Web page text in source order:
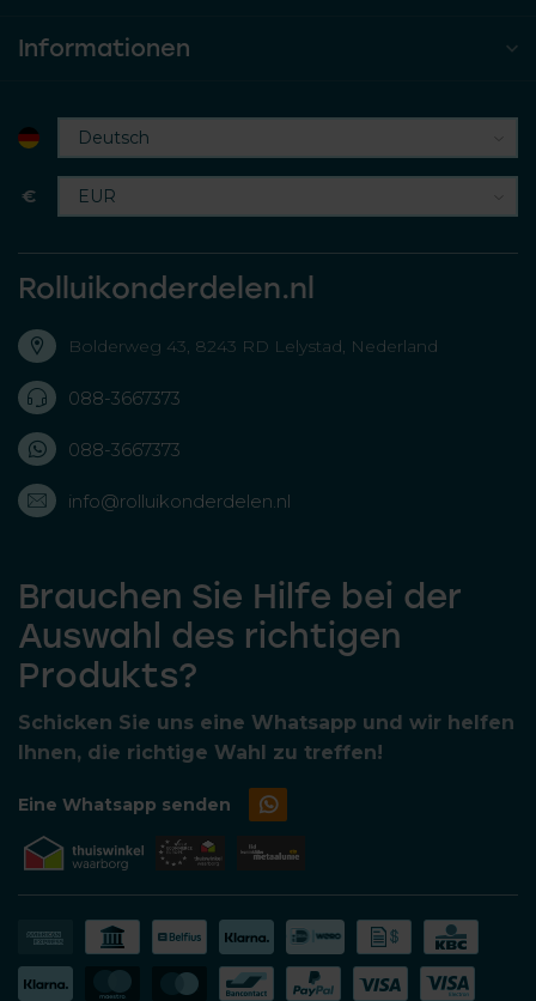
Informationen
€
Rolluikonderdelen.nl
Bolderweg 43, 8243 RD Lelystad, Nederland
088-3667373
088-3667373
info@rolluikonderdelen.nl
Brauchen Sie Hilfe bei der
Auswahl des richtigen
Produkts?
Schicken Sie uns eine Whatsapp und wir helfen
Ihnen, die richtige Wahl zu treffen!
Eine Whatsapp senden